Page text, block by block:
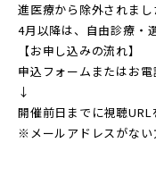
進医療から除外されまし
4月以降は、自由診療・
【お申し込みの流れ】
申込フォームまたはお
↓
開催前日までに視聴
※メールアドレスがな